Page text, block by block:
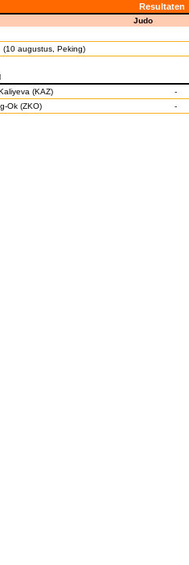
Resultaten
Judo
(10 augustus, Peking)
(KAZ)
-
Ok (ZKO) -